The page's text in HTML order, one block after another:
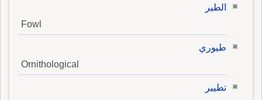
الطير
Fowl
طيوري
Ornithological
تطيير